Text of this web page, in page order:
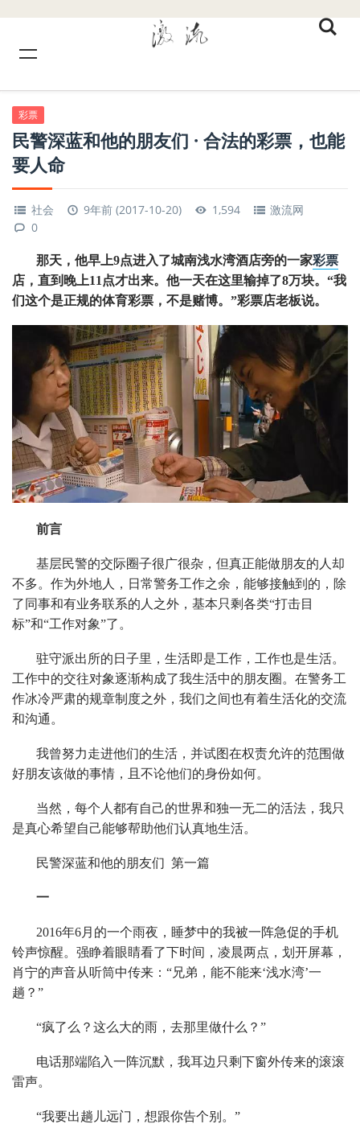
彩票
民警深蓝和他的朋友们 · 合法的彩票，也能
要人命
社会 9年前 (2017-10-20) 1,594
激流网
0
那天，他早上9点进入了城南浅水湾酒店旁的一家彩票
店，直到晚上11点才出来。他一天在这里输掉了8万块。“我
们这个是正规的体育彩票，不是赌博。”彩票店老板说。
前言
基层民警的交际圈子很广很杂，但真正能做朋友的人却
不多。作为外地人，日常警务工作之余，能够接触到的，除
了同事和有业务联系的人之外，基本只剩各类“打击目
标”和“工作对象”了。
驻守派出所的日子里，生活即是工作，工作也是生活。
工作中的交往对象逐渐构成了我生活中的朋友圈。在警务工
作冰冷严肃的规章制度之外，我们之间也有着生活化的交流
和沟通。
我曾努力走进他们的生活，并试图在权责允许的范围做
好朋友该做的事情，且不论他们的身份如何。
当然，每个人都有自己的世界和独一无二的活法，我只
是真心希望自己能够帮助他们认真地生活。
民警深蓝和他的朋友们 第一篇
一
2016年6月的一个雨夜，睡梦中的我被一阵急促的手机
铃声惊醒。强睁着眼睛看了下时间，凌晨两点，划开屏幕，
肖宁的声音从听筒中传来：“兄弟，能不能来‘浅水湾’一
趟？”
“疯了么？这么大的雨，去那里做什么？”
电话那端陷入一阵沉默，我耳边只剩下窗外传来的滚滚
雷声。
“我要出趟儿远门，想跟你告个别。”